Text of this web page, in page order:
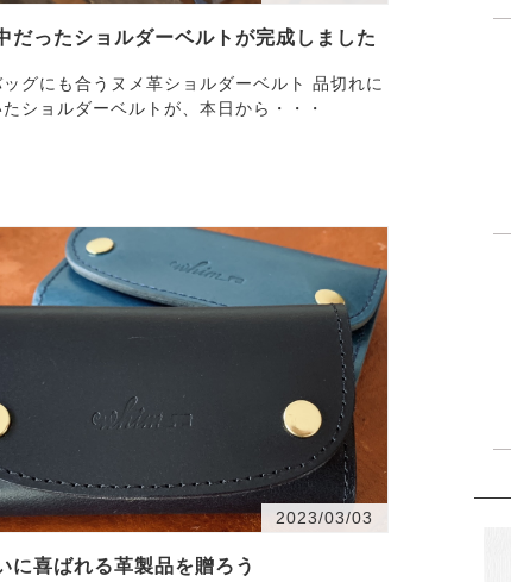
だったショルダーベルトが完成しました
グにも合うヌメ革ショルダーベルト 品切れに
ショルダーベルトが、本日から・・・
2023/03/03
に喜ばれる革製品を贈ろう